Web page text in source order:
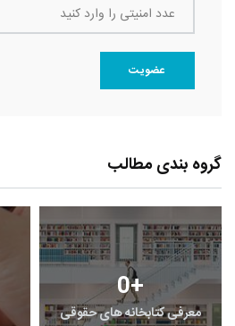
عدد امنیتی را وارد کنید
عضویت
گروه بندی مطالب
0+
معرفی کتابخانه های حقوقی